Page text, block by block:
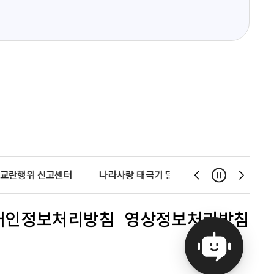
란행위 신고센터 나라사랑 태극기 달기 운동 천사운동
슬
라
이
드
이
전
보
슬
라
이
드
다
음
일시정지
인정보처리방침 영상정보처리방침